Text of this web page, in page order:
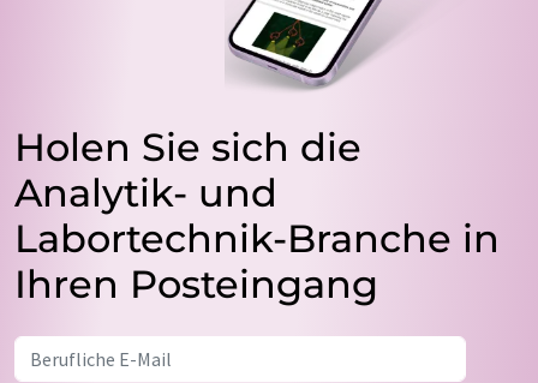
Holen Sie sich die
Analytik- und
Labortechnik-Branche in
Ihren Posteingang